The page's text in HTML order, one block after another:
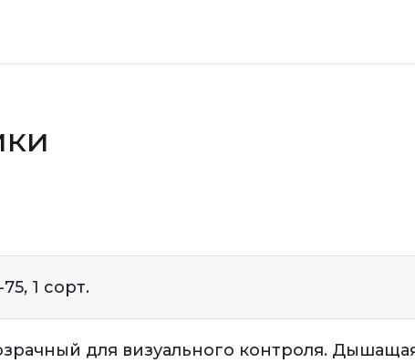
1 сорт.
для визуального контроля.